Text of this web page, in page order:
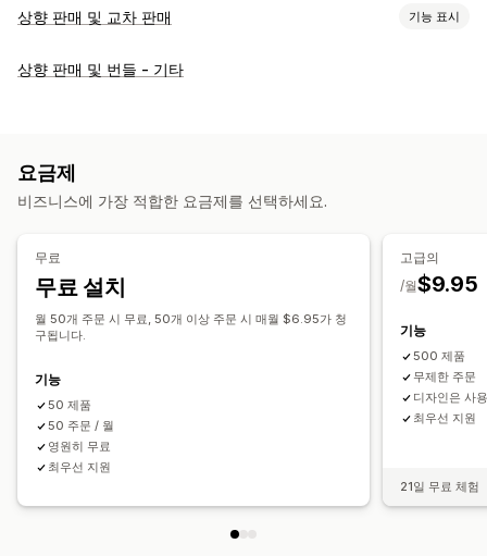
상향 판매 및 교차 판매 기능 표시
맞춤 설정
사용자 지정 규칙
보증 기간
함께 자주 구매하는 제품
분석
클릭률
전환율
상향 판매 및 번들 - 기타
요금제
비즈니스에 가장 적합한 요금제를 선택하세요.
무료
무료 설치
월 50개 주문 시 무료, 50개 이상 주문 시 매월 $6.95가 청
구됩니다.
기능
50 제품
50 주문 / 월
영원히 무료
최우선 지원
고급의
$9.95
/월
기능
500 제품
무제한 주문
디자인은 사
최우선 지원
21일 무료 체험